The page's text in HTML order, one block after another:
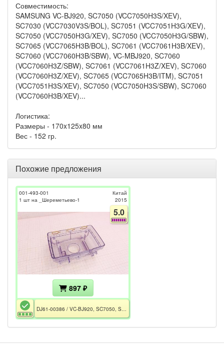
Совместимость:
SAMSUNG VC-BJ920, SC7050 (VCC7050H3S/XEV),
SC7030 (VCC7030V3S/BOL), SC7051 (VCC7051H3G/XEV),
SC7050 (VCC7050H3G/XEV), SC7050 (VCC7050H3G/SBW),
SC7065 (VCC7065H3B/BOL), SC7061 (VCC7061H3B/XEV),
SC7060 (VCC7060H3B/SBW), VC-MBJ920, SC7060
(VCC7060H3Z/SBW), SC7061 (VCC7061H3Z/XEV), SC7060
(VCC7060H3Z/XEV), SC7065 (VCC7065H3B/ITM), SC7051
(VCC7051H3S/XEV), SC7050 (VCC7050H3S/SBW), SC7060
(VCC7060H3B/XEV)...
Логистика:
Размеры - 170x125x80 мм
Вес - 152 гр.
Похожие предложения
001-493-001
1 шт на _Шереметьево-1
Китай
2015
5.0
897 ₽
DJ61-00386 / VC-BJ920, SC7050, SC7030, SC7051, SC7065, SC7061, SC7060, VC-MBJ920